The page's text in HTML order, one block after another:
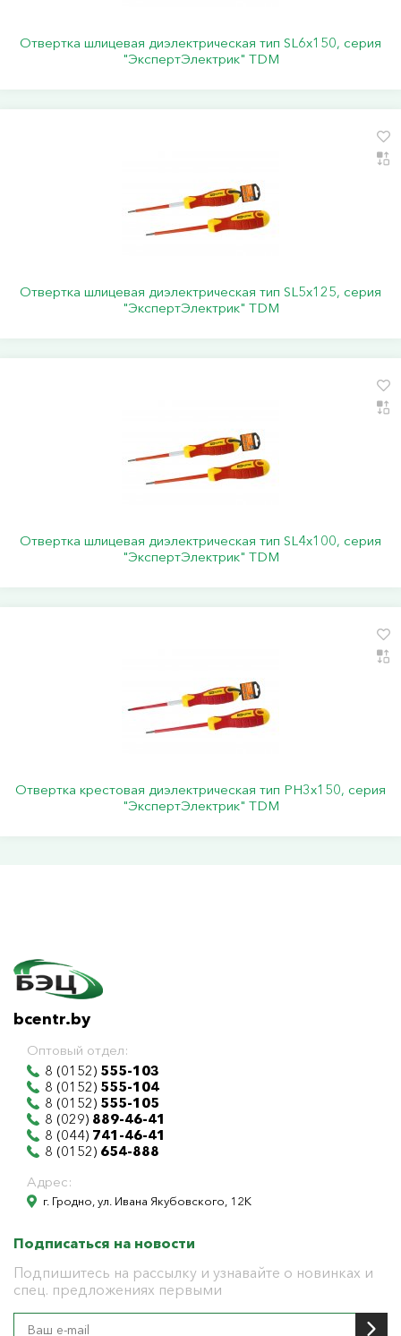
Отвертка шлицевая диэлектрическая тип SL6х150, серия
"ЭкспертЭлектрик" TDM
Отвертка шлицевая диэлектрическая тип SL5х125, серия
"ЭкспертЭлектрик" TDM
Отвертка шлицевая диэлектрическая тип SL4х100, серия
"ЭкспертЭлектрик" TDM
Отвертка крестовая диэлектрическая тип РН3х150, серия
"ЭкспертЭлектрик" TDM
bcentr.by
Оптовый отдел:
8 (0152) 555-103
8 (0152) 555-104
8 (0152) 555-105
8 (029) 889-46-41
8 (044) 741-46-41
8 (0152) 654-888
Адрес:
г. Гродно, ул. Ивана Якубовского, 12К
Подписаться на новости
Подпишитесь на рассылку и узнавайте о новинках и
спец. предложениях первыми